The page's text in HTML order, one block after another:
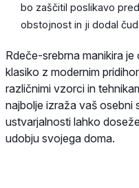
bo zaščitil poslikavo
obstojnost in ji dodal
Rdeče-srebrna manikira
klasiko z modernim
različnimi vzorci in
najbolje izraža vaš osebni
ustvarjalnosti lahko
udobju svojega doma.